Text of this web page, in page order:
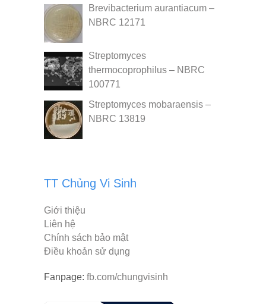
Brevibacterium aurantiacum –
NBRC 12171
Streptomyces
thermocoprophilus – NBRC
100771
Streptomyces mobaraensis –
NBRC 13819
TT Chủng Vi Sinh
Giới thiệu
Liên hệ
Chính sách bảo mật
Điều khoản sử dụng
Fanpage: fb.com/chungvisinh